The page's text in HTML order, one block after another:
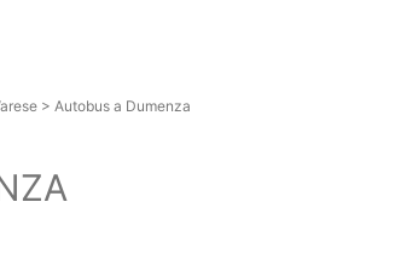
> Autobus a Dumenza